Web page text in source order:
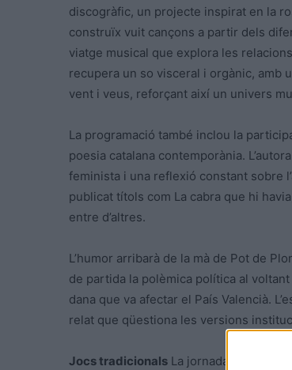
discogràfic, un projecte inspirat en la
construïx vuit cançons a partir dels
viatge musical que explora les
recupera un so visceral i orgànic, amb
vent i veus, reforçant així un univers
La programació també inclou la
poesia catalana contemporània.
feminista i una reflexió constant sobre
publicat títols com La cabra que hi
entre d’altres.
L’humor arribarà de la mà de Pot de
de partida la polèmica política al
dana que va afectar el País Valencià.
relat que qüestiona les versions
Jocs tradicionals La jornada es